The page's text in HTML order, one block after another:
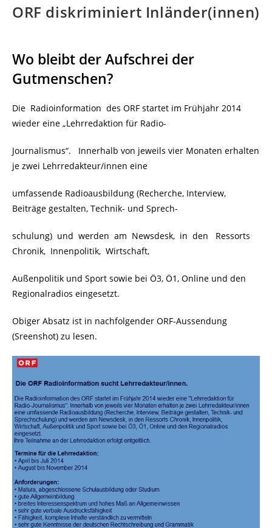
ORF diskriminiert Inländer(innen)
Wo bleibt der Aufschrei der
Gutmenschen?
Die Radioinformation des ORF startet im Frühjahr 2014
wieder eine „Lehrredaktion für Radio-
Journalismus“. Innerhalb von jeweils vier Monaten erhalten
je zwei Lehrredakteur/innen eine
umfassende Radioausbildung (Recherche, Interview,
Beiträge gestalten, Technik- und Sprech-
schulung) und werden am Newsdesk, in den Ressorts
Chronik, Innenpolitik, Wirtschaft,
Außenpolitik und Sport sowie bei Ö3, Ö1, Online und den
Regionalradios eingesetzt.
Obiger Absatz ist in nachfolgender ORF-Aussendung
(Sreenshot) zu lesen.